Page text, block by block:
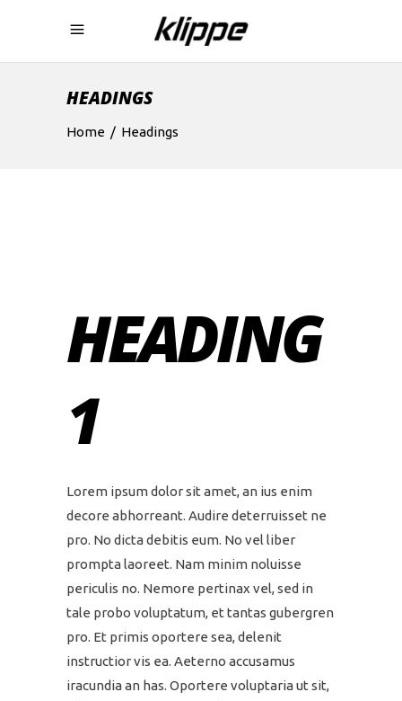
HEADINGS
Home / Headings
HEADING
1
Lorem ipsum dolor sit amet, an ius enim
decore abhorreant. Audire deterruisset ne
pro. No dicta debitis eum. No vel liber
prompta laoreet. Nam minim noluisse
periculis no. Nemore pertinax vel, sed in
tale probo voluptatum, et tantas gubergren
pro. Et primis oportere sea, delenit
instructior vis ea. Aeterno accusamus
iracundia an has. Oportere voluptaria ut sit,